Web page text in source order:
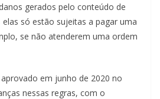
gerados pelo conteúdo de
só estão sujeitas a pagar uma
se não atenderem uma ordem
em junho de 2020 no
nessas regras, com o